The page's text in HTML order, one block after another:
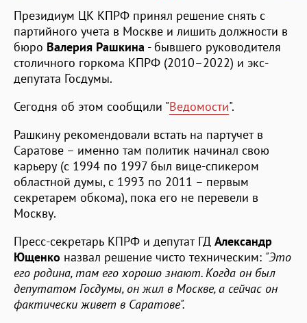
Президиум ЦК КПРФ принял решение снять с
партийного учета в Москве и лишить должности в
бюро Валерия Рашкина - бывшего руководителя
столичного горкома КПРФ (2010–2022) и экс-
депутата Госдумы.
Сегодня об этом сообщили "Ведомости".
Рашкину рекомендовали встать на партучет в
Саратове – именно там политик начинал свою
карьеру (с 1994 по 1997 был вице-спикером
областной думы, с 1993 по 2011 – первым
секретарем обкома), пока его не перевели в
Москву.
Пресс-секретарь КПРФ и депутат ГД Александр
Ющенко назвал решение чисто техническим: "Это
его родина, там его хорошо знают. Когда он был
депутатом Госдумы, он жил в Москве, а сейчас он
фактически живет в Саратове".